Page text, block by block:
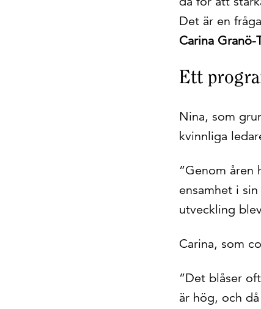
Det är en
Carina Granö-
Ett
Nina, som
kvinnliga
”Genom åren
ensamhet i
utveckling
Carina, som
”Det blåser
är hög, och